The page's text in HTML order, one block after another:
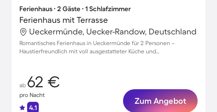
Ferienhaus ∙ 2 Gäste ∙ 1 Schlafzimmer
Ferienhaus mit Terrasse
Ueckermünde, Uecker-Randow, Deutschland
Romantisches Ferienhaus in Ueckermünde für 2 Personen –
Haustierfreundlich mit voll ausgestatteter Küche und
ab 62 €
pro Nacht
4.1
Zum Angebot